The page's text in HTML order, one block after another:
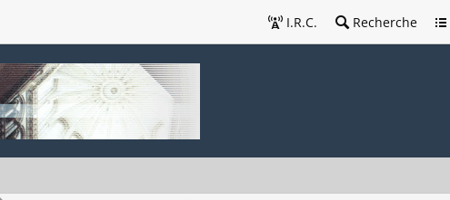
I.R.C. Recherche